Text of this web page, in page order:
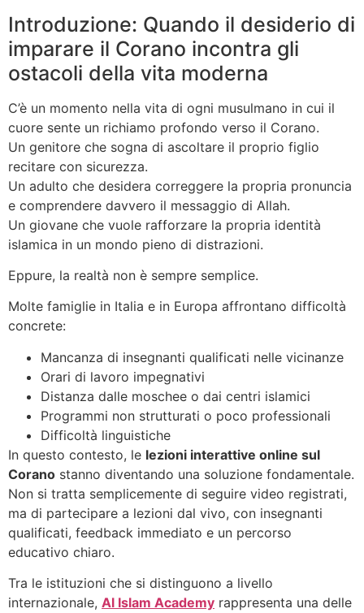
Introduzione: Quando il desiderio di
imparare il Corano incontra gli
ostacoli della vita moderna
C’è un momento nella vita di ogni musulmano in cui il
cuore sente un richiamo profondo verso il Corano.
Un genitore che sogna di ascoltare il proprio figlio
recitare con sicurezza.
Un adulto che desidera correggere la propria pronuncia
e comprendere davvero il messaggio di Allah.
Un giovane che vuole rafforzare la propria identità
islamica in un mondo pieno di distrazioni.
Eppure, la realtà non è sempre semplice.
Molte famiglie in Italia e in Europa affrontano difficoltà
concrete:
Mancanza di insegnanti qualificati nelle vicinanze
Orari di lavoro impegnativi
Distanza dalle moschee o dai centri islamici
Programmi non strutturati o poco professionali
Difficoltà linguistiche
In questo contesto, le lezioni interattive online sul
Corano stanno diventando una soluzione fondamentale.
Non si tratta semplicemente di seguire video registrati,
ma di partecipare a lezioni dal vivo, con insegnanti
qualificati, feedback immediato e un percorso
educativo chiaro.
Tra le istituzioni che si distinguono a livello
internazionale, Al Islam Academy rappresenta una delle